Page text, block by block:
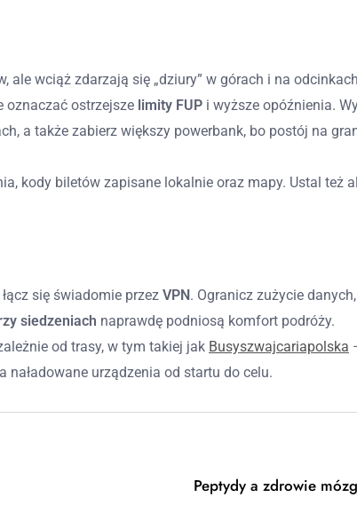
wciąż zdarzają się „dziury” w górach i na
oznaczać ostrzejsze limity FUP i wyższe opóźnienia.
a także zabierz większy powerbank, bo postój na
kody biletów zapisane lokalnie oraz mapy. Ustal też
się świadomie przez VPN. Ogranicz zużycie
siedzeniach naprawdę podniosą komfort podróży.
od trasy, w tym takiej jak Busyszwajcariapolska
urządzenia od startu do celu.
Peptydy a zdrowie